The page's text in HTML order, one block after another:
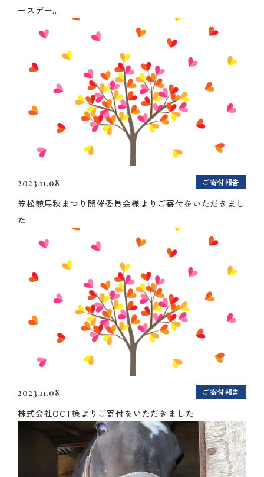
ースデー...
2023.11.08 ご寄付報告
笠松競馬秋まつり開催委員会様よりご寄付をいただきまし
た
2023.11.08 ご寄付報告
株式会社OCT様よりご寄付をいただきました